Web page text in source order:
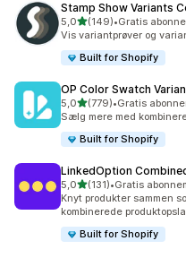
Stamp Show Variants
5,0ud af 5 stjerner
(149)
149 anmeldelser i alt
•Gratis
Vis variantprøver og
Built for Shopify
OP Color Swatch
5,0ud af 5 stjerner
(779)
779 anmeldelser i alt
•Gratis
Sælg mere med
Built for Shopify
LinkedOption
5,0ud af 5 stjerner
(131)
131 anmeldelser i alt
•Gratis
Knyt produkter sammen
kombinerede
Built for Shopify